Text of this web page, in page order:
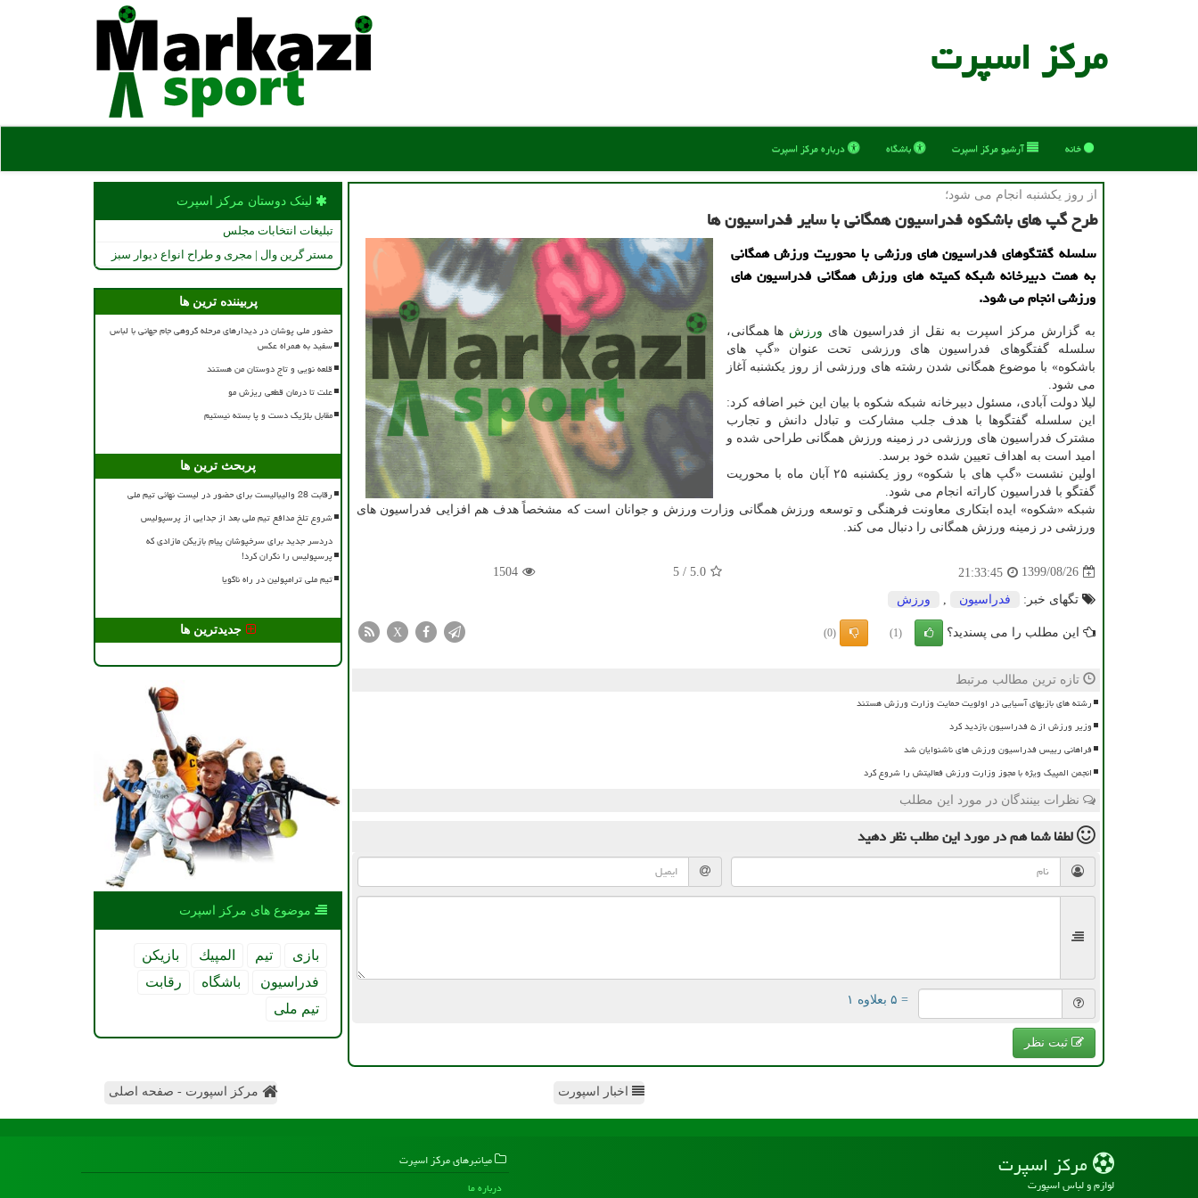
مركز اسپرت
خانه آرشیو مركز اسپرت باشگاه درباره مركز اسپرت
از روز یكشنبه انجام می شود؛
طرح گپ های باشكوه فدراسیون همگانی با سایر فدراسیون ها
سلسله گفتگوهای فدراسیون های ورزشی با محوریت ورزش همگانی
به همت دبیرخانه شبكه كمیته های ورزش همگانی فدراسیون های
ورزشی انجام می شود.
به گزارش مرکز اسپرت به نقل از فدراسیون های ورزش ها همگانی،
سلسله گفتگوهای فدراسیون های ورزشی تحت عنوان «گپ های
باشکوه» با موضوع همگانی شدن رشته های ورزشی از روز یکشنبه آغاز
می شود.
لیلا دولت آبادی، مسئول دبیرخانه شبکه شکوه با بیان این خبر اضافه کرد:
این سلسله گفتگوها با هدف جلب مشارکت و تبادل دانش و تجارب
مشترک فدراسیون های ورزشی در زمینه ورزش همگانی طراحی شده و
امید است به اهداف تعیین شده خود برسد.
اولین نشست «گپ های با شکوه» روز یکشنبه ۲۵ آبان ماه با محوریت
گفتگو با فدراسیون کاراته انجام می شود.
شبکه «شکوه» ایده ابتکاری معاونت فرهنگی و توسعه ورزش همگانی وزارت ورزش و جوانان است که مشخصاً هدف هم افزایی فدراسیون های
ورزشی در زمینه ورزش همگانی را دنبال می کند.
1399/08/26
21:33:45
5.0
/
5
1504
تگهای خبر: فدراسیون ورزش
این مطلب را می پسندید؟ (1)
(0)
X
تازه ترین مطالب مرتبط
رشته های بازیهای آسیایی در اولویت حمایت وزارت ورزش هستند
وزیر ورزش از ۵ فدراسیون بازدید کرد
فراهانی رییس فدراسیون ورزش های ناشنوایان شد
انجمن المپیک ویژه با مجوز وزارت ورزش فعالیتش را شروع کرد
نظرات بینندگان در مورد این مطلب
لطفا شما همدر مورد این مطلبنظر دهید
= ۵ بعلاوه ۱
ثبت نظر
لینک دوستان مركز اسپرت
تبلیغات انتخابات مجلس
مستر گرین وال | مجری و طراح انواع دیوار سبز
پربیننده ترین ها
حضور ملی پوشان در دیدارهای مرحله گروهی جام جهانی با لباس
سفید به همراه عکس
قلعه نویی و تاج دوستان من هستند
علت تا درمان قطعی ریزش مو
مقابل بلژیک دست و پا بسته نیستیم
پربحث ترین ها
رقابت 28 والیبالیست برای حضور در لیست نهائی تیم ملی
شروع تلخ مدافع تیم ملی بعد از جدایی از پرسپولیس
دردسر جدید برای سرخپوشان پیام بازیکن مازادی که
پرسپولیس را نگران کرد!
تیم ملی ترامپولین در راه ناگویا
جدیدترین ها
موضوع های مركز اسپرت
بازی تیم المپیك
بازیكن
فدراسیون
باشگاه
رقابت
تیم ملی
اخبار اسپورت مرکز اسپورت - صفحه اصلی
مركز اسپرت
لوازم و لباس اسپورت
میانبرهای مركز اسپرت
درباره ما